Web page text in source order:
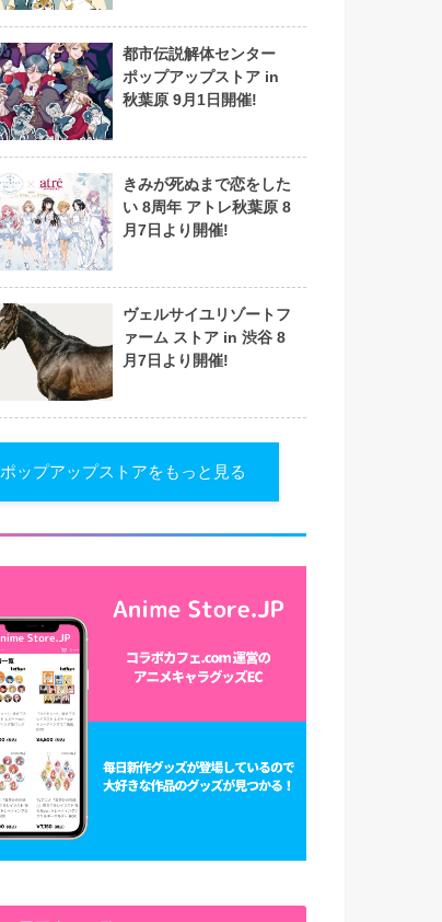
都市伝説解体センター
ポップアップストア in
秋葉原 9月1日開催!
きみが死ぬまで恋をした
い 8周年 アトレ秋葉原 8
月7日より開催!
ヴェルサイユリゾートフ
ァーム ストア in 渋谷 8
月7日より開催!
ポップアップストアをもっと見る